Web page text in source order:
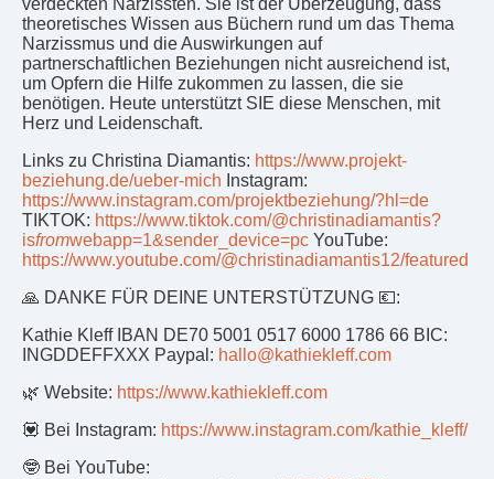
verdeckten Narzissten. Sie ist der Überzeugung, dass
theoretisches Wissen aus Büchern rund um das Thema
Narzissmus und die Auswirkungen auf
partnerschaftlichen Beziehungen nicht ausreichend ist,
um Opfern die Hilfe zukommen zu lassen, die sie
benötigen. Heute unterstützt SIE diese Menschen, mit
Herz und Leidenschaft.
Links zu Christina Diamantis: https://www.projekt-
beziehung.de/ueber-mich Instagram:
https://www.instagram.com/projektbeziehung/?hl=de
TIKTOK: https://www.tiktok.com/@christinadiamantis?
isfromwebapp=1&sender_device=pc YouTube:
https://www.youtube.com/@christinadiamantis12/featured
🙏 DANKE FÜR DEINE UNTERSTÜTZUNG 💶:
Kathie Kleff IBAN DE70 5001 0517 6000 1786 66 BIC:
INGDDEFFXXX Paypal: hallo@kathiekleff.com
🌿 Website: https://www.kathiekleff.com
💟 Bei Instagram: https://www.instagram.com/kathie_kleff/
🤓 Bei YouTube: